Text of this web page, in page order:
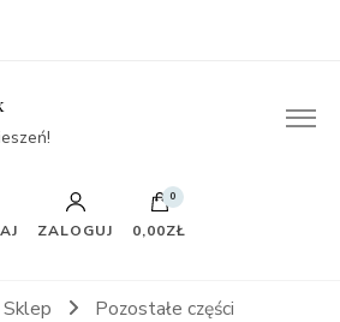
ZALOGUJ
0
0,00ZŁ
Sklep
Pozostałe części